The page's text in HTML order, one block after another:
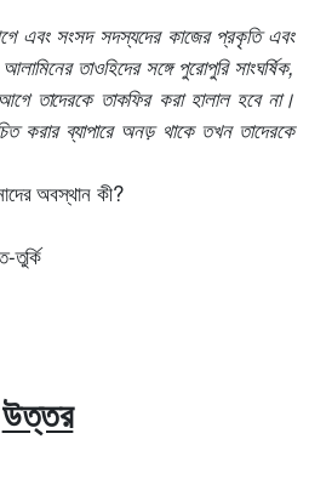
এবং সংসদ সদস্যদের কাজের প্রকৃতি এবং
তাওহিদের সঙ্গে পুরোপুরি সাংঘর্ষিক,
তাদেরকে তাকফির করা হালাল হবে না।
করার ব্যাপারে অনড় থাকে তখন তাদেরকে
অবস্থান কী?
উত্তর